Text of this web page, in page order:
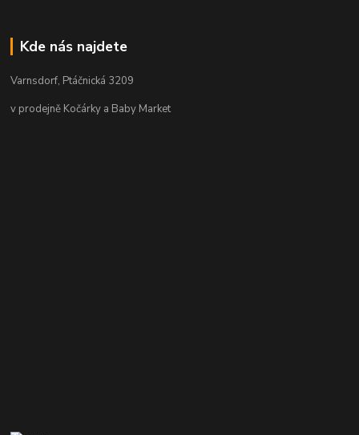
Kde nás najdete
Varnsdorf, Ptáčnická 3209
v prodejně Kočárky a Baby Market